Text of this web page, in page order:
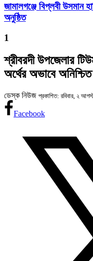
জামালগঞ্জে বিপ্লবী উসমান
অনুষ্ঠিত
1
শ্রীবরদী উপজেলার
অর্থের অভাবে অনিশ্চিত
ডেস্ক নিউজ প্রকাশিত: রবিবার, ২
Facebook